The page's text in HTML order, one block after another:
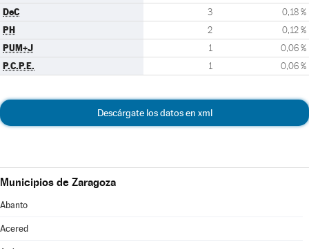
DeC 3 0,18 %
PH 2 0,12 %
PUM+J 1 0,06 %
P.C.P.E. 1 0,06 %
Descárgate los datos en xml
Municipios de Zaragoza
Abanto
Acered